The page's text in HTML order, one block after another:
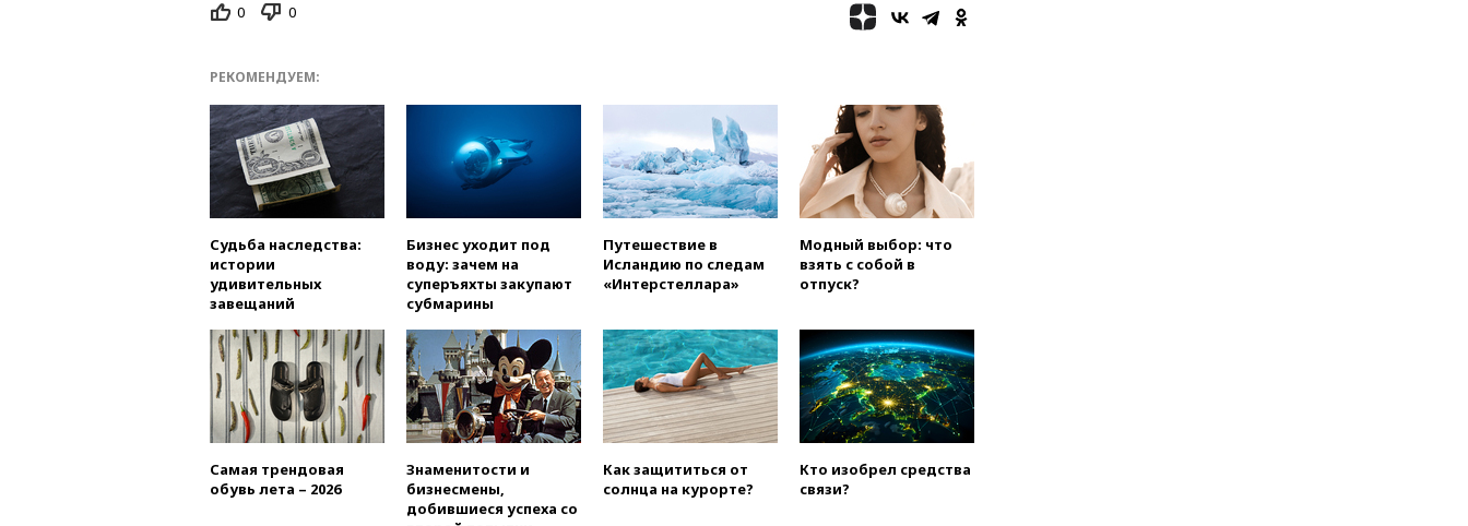
The Atlantic: Маск
После пожара на
складе в Брянске возбудили
уголовное дело
вчера, 21:26
Лидеры сборной
РФ по гимнастике получили
Хорватии
вчера, 21:15Пентагон
вчера, 21:00На границе
Украины с Польшей скопилось
свыше 6,5 тысячи грузовиков
вчера, 20:53 Швыдкой:
пройдет в 2026 году
0 0
РЕКОМЕНДУЕМ:
Судьба наследства:
истории
удивительных
завещаний
Бизнес уходит под
воду: зачем на
суперъяхты закупают
субмарины
Путешествие в
Исландию по следам
«Интерстеллара»
Модный выбор: что
взять с собой в
отпуск?
Самая трендовая
обувь лета – 2026
Знаменитости и
бизнесмены,
добившиеся успеха со
Как защититься от
солнца на курорте?
Кто изобрел средства
связи?